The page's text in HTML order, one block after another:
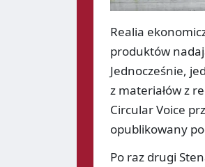
Realia
produktów
Jednocześnie,
z materiałów z
Circular Voice
opublikowany
Po raz drugi